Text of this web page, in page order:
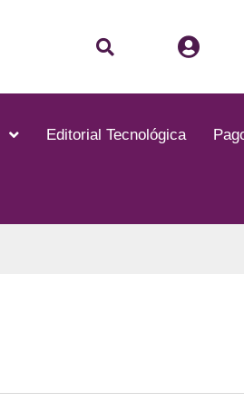
Buscar
Editorial Tecnológica